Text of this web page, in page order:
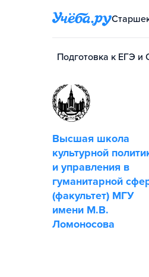
Подготовка к ЕГЭ и
Высшая школа
культурной
и управления в
гуманитарной
(факультет) МГУ
имени М.В.
Ломоносова